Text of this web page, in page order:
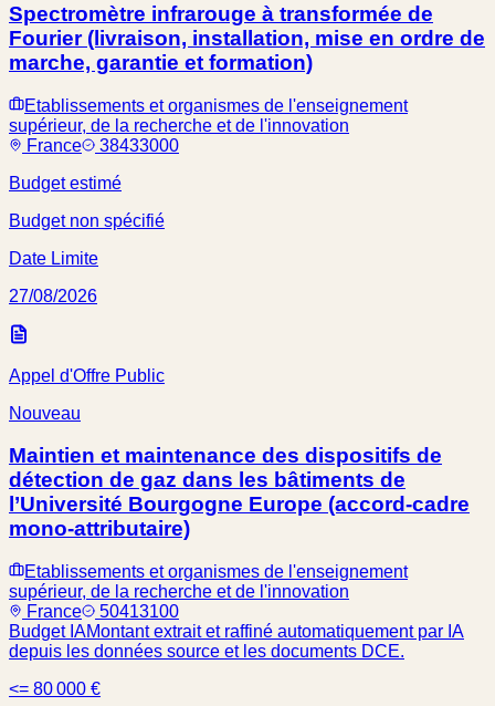
Spectromètre infrarouge à transformée de
Fourier (livraison, installation, mise en ordre de
marche, garantie et formation)
Etablissements et organismes de l'enseignement
supérieur, de la recherche et de l'innovation
France
38433000
Budget estimé
Budget non spécifié
Date Limite
27/08/2026
Appel d'Offre Public
Nouveau
Maintien et maintenance des dispositifs de
détection de gaz dans les bâtiments de
l’Université Bourgogne Europe (accord-cadre
mono-attributaire)
Etablissements et organismes de l'enseignement
supérieur, de la recherche et de l'innovation
France
50413100
Budget IAMontant extrait et raffiné automatiquement par IA
depuis les données source et les documents DCE.
<= 80 000 €